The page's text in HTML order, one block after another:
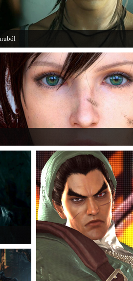
oldalon olvashatunk az új Tomb Raiderről, mely
is közzétettek.
fejlesztők. A Phamtom Pain mellett a
es év